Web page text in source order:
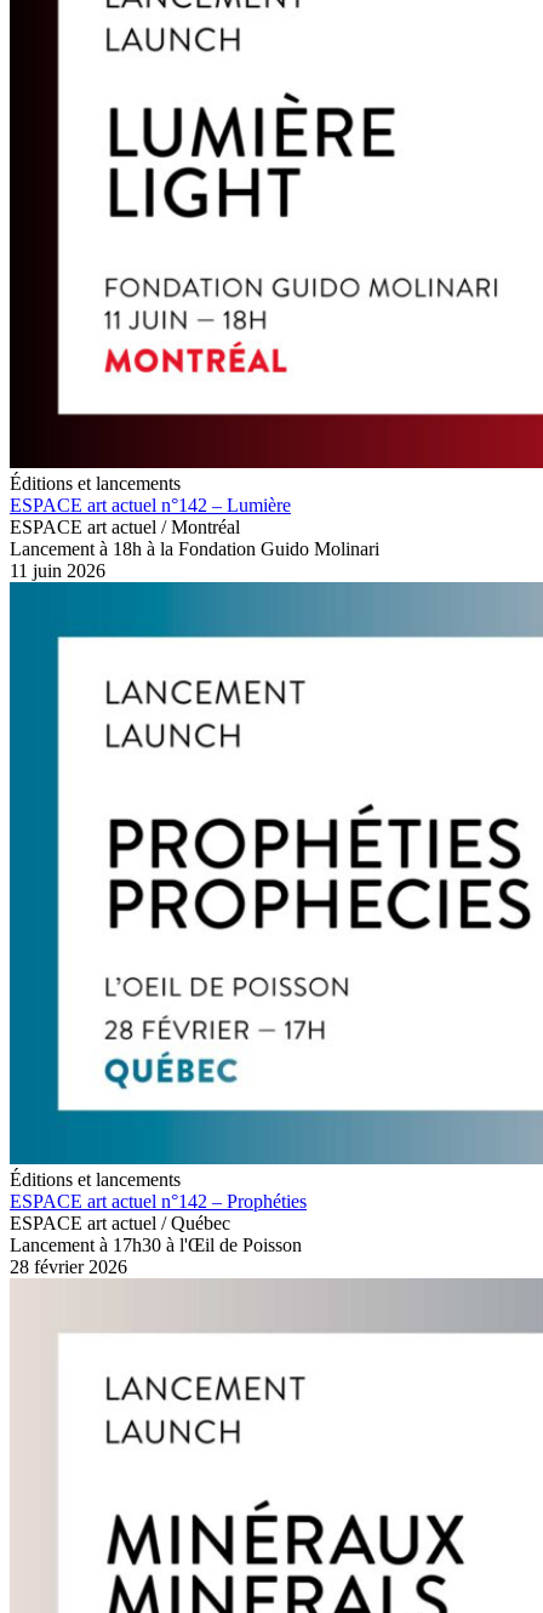
Éditions et lancements
ESPACE art actuel n°142 – Lumière
ESPACE art actuel / Montréal
Lancement à 18h à la Fondation Guido Molinari
11 juin 2026
Éditions et lancements
ESPACE art actuel n°142 – Prophéties
ESPACE art actuel / Québec
Lancement à 17h30 à l'Œil de Poisson
28 février 2026